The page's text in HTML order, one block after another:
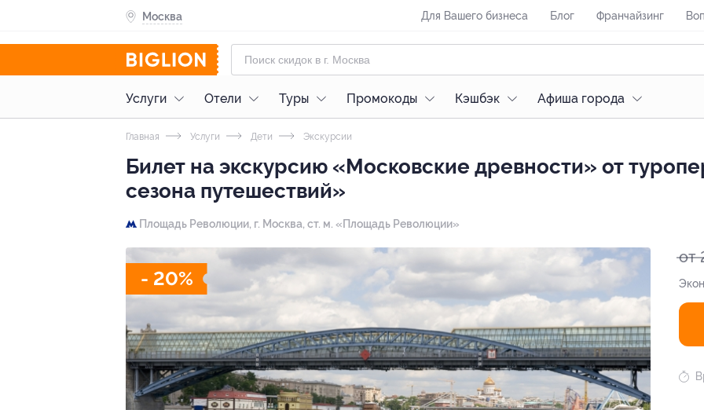
Москва Для Вашего бизнеса Блог Франчайзинг
Услуги Отели Туры Промокоды Кэшбэк Афиша города
Главная Услуги Дети Экскурсии
Билет на экскурсию «Московские древности» от
сезона путешествий»
Площадь Революции, г. Москва, ст. м. «Площадь Революции»
- 20%
от